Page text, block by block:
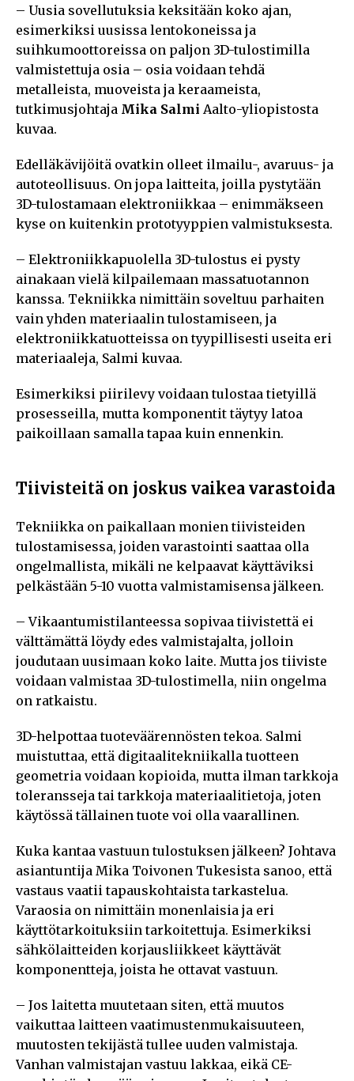
– Uusia sovellutuksia keksitään koko ajan,
esimerkiksi uusissa lentokoneissa ja
suihkumoottoreissa on paljon 3D-tulostimilla
valmistettuja osia – osia voidaan tehdä
metalleista, muoveista ja keraameista,
tutkimusjohtaja Mika Salmi Aalto-yliopistosta
kuvaa.
Edelläkävijöitä ovatkin olleet ilmailu-, avaruus- ja
autoteollisuus. On jopa laitteita, joilla pystytään
3D-tulostamaan elektroniikkaa – enimmäkseen
kyse on kuitenkin prototyyppien valmistuksesta.
– Elektroniikkapuolella 3D-tulostus ei pysty
ainakaan vielä kilpailemaan massatuotannon
kanssa. Tekniikka nimittäin soveltuu parhaiten
vain yhden materiaalin tulostamiseen, ja
elektroniikkatuotteissa on tyypillisesti useita eri
materiaaleja, Salmi kuvaa.
Esimerkiksi piirilevy voidaan tulostaa tietyillä
prosesseilla, mutta komponentit täytyy latoa
paikoillaan samalla tapaa kuin ennenkin.
Tiivisteitä on joskus vaikea varastoida
Tekniikka on paikallaan monien tiivisteiden
tulostamisessa, joiden varastointi saattaa olla
ongelmallista, mikäli ne kelpaavat käyttäviksi
pelkästään 5-10 vuotta valmistamisensa jälkeen.
– Vikaantumistilanteessa sopivaa tiivistettä ei
välttämättä löydy edes valmistajalta, jolloin
joudutaan uusimaan koko laite. Mutta jos tiiviste
voidaan valmistaa 3D-tulostimella, niin ongelma
on ratkaistu.
3D-helpottaa tuoteväärennösten tekoa. Salmi
muistuttaa, että digitaalitekniikalla tuotteen
geometria voidaan kopioida, mutta ilman tarkkoja
toleransseja tai tarkkoja materiaalitietoja, joten
käytössä tällainen tuote voi olla vaarallinen.
Kuka kantaa vastuun tulostuksen jälkeen? Johtava
asiantuntija Mika Toivonen Tukesista sanoo, että
vastaus vaatii tapauskohtaista tarkastelua.
Varaosia on nimittäin monenlaisia ja eri
käyttötarkoituksiin tarkoitettuja. Esimerkiksi
sähkölaitteiden korjausliikkeet käyttävät
komponentteja, joista he ottavat vastuun.
– Jos laitetta muutetaan siten, että muutos
vaikuttaa laitteen vaatimustenmukaisuuteen,
muutosten tekijästä tullee uuden valmistaja.
Vanhan valmistajan vastuu lakkaa, eikä CE-